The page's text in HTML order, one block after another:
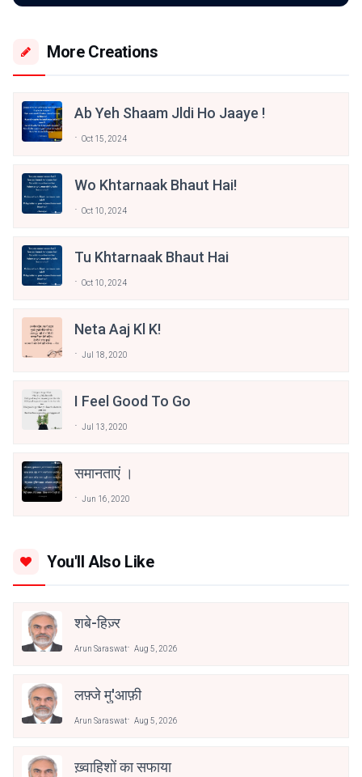
More Creations
Ab Yeh Shaam Jldi Ho Jaaye !
Oct 15, 2024
Wo Khtarnaak Bhaut Hai!
Oct 10, 2024
Tu Khtarnaak Bhaut Hai
Oct 10, 2024
Neta Aaj Kl K!
Jul 18, 2020
I Feel Good To Go
Jul 13, 2020
समानताएं ।
Jun 16, 2020
You'll Also Like
शबे-हिज़्र
Arun Saraswat Aug 5, 2026
लफ़्जे मु'आफ़ी
Arun Saraswat Aug 5, 2026
ख़्वाहिशों का सफाया